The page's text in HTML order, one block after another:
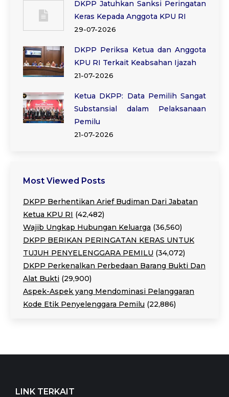
DKPP Jatuhkan Sanksi Peringatan
Keras Kepada Anggota KPU RI
29-07-2026
DKPP Periksa Ketua dan Anggota
KPU RI Terkait Keabsahan Ijazah
21-07-2026
Ketua DKPP: Data Pemilih Sangat
Substansial dalam Pelaksanaan
Pemilu
21-07-2026
Most Viewed Posts
DKPP Berhentikan Arief Budiman Dari Jabatan
Ketua KPU RI (42,482)
Wajib Ungkap Hubungan Keluarga (36,560)
DKPP BERIKAN PERINGATAN KERAS UNTUK
TUJUH PENYELENGGARA PEMILU (34,072)
DKPP Perkenalkan Perbedaan Barang Bukti Dan
Alat Bukti (29,900)
Aspek-Aspek yang Mendominasi Pelanggaran
Kode Etik Penyelenggara Pemilu (22,886)
LINK TERKAIT